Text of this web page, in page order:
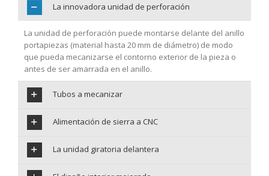
La innovadora unidad de perforación
La unidad de perforación puede montarse delante del anillo
portapiezas (material hasta 20 mm de diámetro) de modo
que pueda mecanizarse el contorno exterior de la pieza o
antes de ser amarrada en el anillo.
Tubos a mecanizar
Alimentación de sierra a CNC
La unidad giratoria delantera